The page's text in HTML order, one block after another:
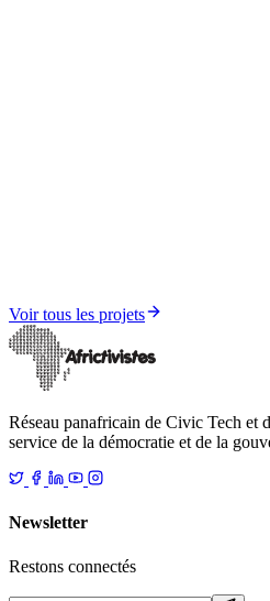
Voir tous les projets
Réseau panafricain de Civic Tech et
service de la démocratie et de la
Newsletter
Restons connectés